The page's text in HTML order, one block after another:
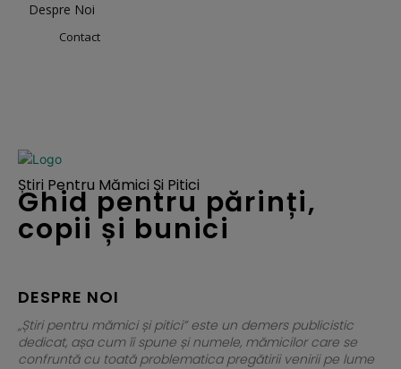
Despre Noi
Contact
Știri Pentru Mămici Și Pitici
Ghid pentru părinți,
copii și bunici
DESPRE NOI
„Știri pentru mămici și pitici” este un demers publicistic
dedicat, așa cum îi spune și numele, mămicilor care se
confruntă cu toată problematica pregătirii venirii pe lume